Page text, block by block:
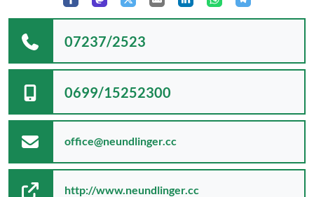
07237/2523
0699/15252300
office@neundlinger.cc
http://www.neundlinger.cc